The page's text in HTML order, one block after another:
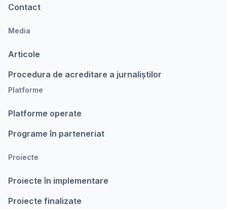
Contact
Media
Articole
Procedura de acreditare a jurnaliștilor
Platforme
Platforme operate
Programe în parteneriat
Proiecte
Proiecte în implementare
Proiecte finalizate